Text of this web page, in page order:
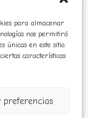
para almacenar
nos permitirá
únicas en este sitio.
características
preferencias